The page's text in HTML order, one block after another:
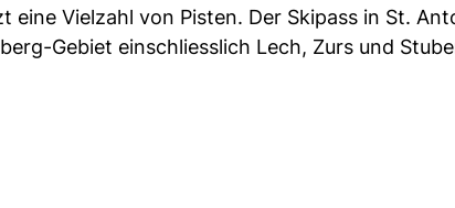
eine Vielzahl von Pisten. Der Skipass in St.
Gebiet einschliesslich Lech, Zurs und